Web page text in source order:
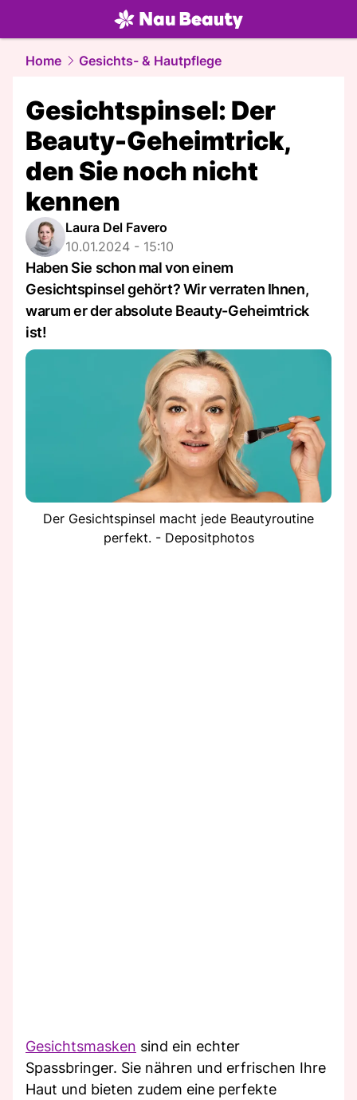
beauty.NAU.ch
Home Gesichts- & Hautpflege
Gesichtspinsel: Der
Beauty-Geheimtrick,
den Sie noch nicht
kennen
Laura Del Favero
10.01.2024 - 15:10
Haben Sie schon mal von einem
Gesichtspinsel gehört? Wir verraten Ihnen,
warum er der absolute Beauty-Geheimtrick
ist!
Der Gesichtspinsel macht jede Beautyroutine
perfekt. - Depositphotos
Gesichtsmasken sind ein echter
Spassbringer. Sie nähren und erfrischen Ihre
Haut und bieten zudem eine perfekte